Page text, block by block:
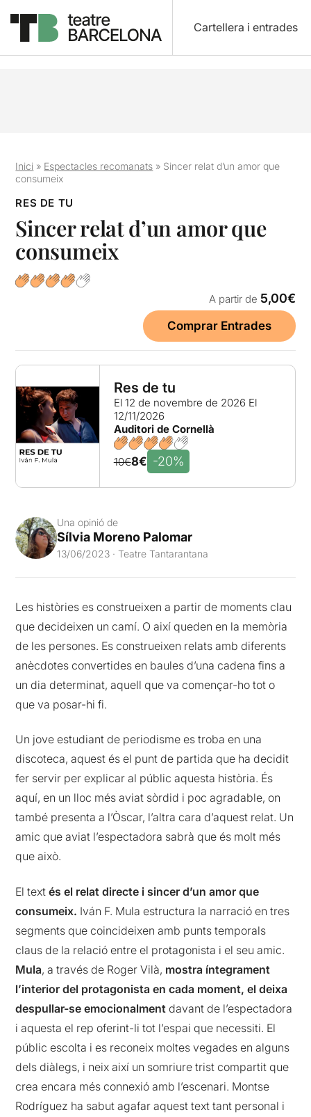
Cartellera i entrades
Inici » Espectacles recomanats » Sincer relat d’un amor que
consumeix
RES DE TU
Sincer relat d’un amor que
consumeix
A partir de 5,00€
Comprar Entrades
Res de tu
El 12 de novembre de 2026 El
12/11/2026
Auditori de Cornellà
10€8€ -20%
Una opinió de
Sílvia Moreno Palomar
13/06/2023 · Teatre Tantarantana
Les històries es construeixen a partir de moments clau
que decideixen un camí. O així queden en la memòria
de les persones. Es construeixen relats amb diferents
anècdotes convertides en baules d’una cadena fins a
un dia determinat, aquell que va començar-ho tot o
que va posar-hi fi.
Un jove estudiant de periodisme es troba en una
discoteca, aquest és el punt de partida que ha decidit
fer servir per explicar al públic aquesta història. És
aquí, en un lloc més aviat sòrdid i poc agradable, on
també presenta a l’Òscar, l’altra cara d’aquest relat. Un
amic que aviat l’espectadora sabrà que és molt més
que això.
El textés el relat directe i sincer d’un amor que
consumeix. Iván F. Mula estructura la narració en tres
segments que coincideixen amb punts temporals
claus de la relació entre el protagonista i el seu amic.
Mula, a través de Roger Vilà, mostra íntegrament
l’interior del protagonista en cada moment, el deixa
despullar-se emocionalment davant de l’espectadora
i aquesta el rep oferint-li tot l’espai que necessiti. El
públic escolta i es reconeix moltes vegades en alguns
dels diàlegs, i neix així un somriure trist compartit que
crea encara més connexió amb l’escenari. Montse
Rodríguez ha sabut agafar aquest text tant personal i